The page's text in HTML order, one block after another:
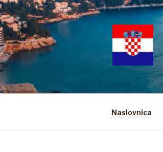
Preskoči
na
sadržaj
Naslovnica